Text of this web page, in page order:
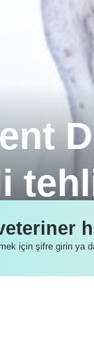
yaygın
için şifre girin ya